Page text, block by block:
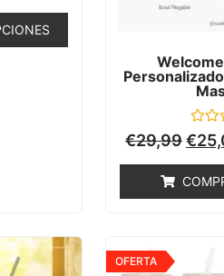
con
5
€29,99€
OFERTA